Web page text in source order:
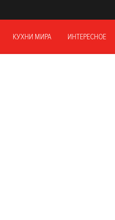
КУХНИ МИРА ИНТЕРЕСНОЕ